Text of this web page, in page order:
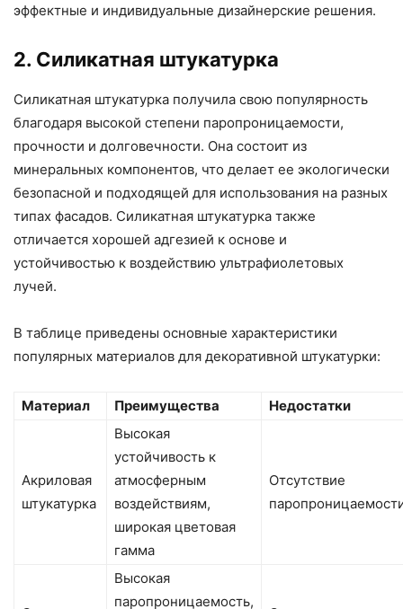
эффектные и индивидуальные дизайнерские решения.
2. Силикатная штукатурка
Силикатная штукатурка получила свою популярность
благодаря высокой степени паропроницаемости,
прочности и долговечности. Она состоит из
минеральных компонентов, что делает ее экологически
безопасной и подходящей для использования на разных
типах фасадов. Силикатная штукатурка также
отличается хорошей адгезией к основе и
устойчивостью к воздействию ультрафиолетовых
лучей.
В таблице приведены основные характеристики
популярных материалов для декоративной штукатурки:
Материал Преимущества Недостатки
Акриловая
штукатурка
Высокая
устойчивость к
атмосферным
воздействиям,
широкая цветовая
гамма
Отсутствие
Высокая
паропроницаемость,